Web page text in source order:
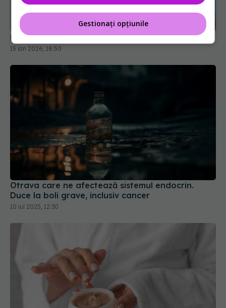
Efectul roșiilor și al zahărului asupra tenului
15 ian 2026, 18:50
Otrava care ne afectează sistemul endocrin.
Duce la boli grave, inclusiv cancer
10 iul 2025, 12:30
Gestionați opțiunile